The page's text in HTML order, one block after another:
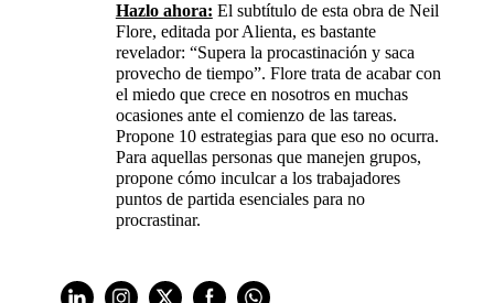
Hazlo ahora: El subtítulo de esta obra de Neil
Flore, editada por Alienta, es bastante
revelador: “Supera la procastinación y saca
provecho de tiempo”. Flore trata de acabar con
el miedo que crece en nosotros en muchas
ocasiones ante el comienzo de las tareas.
Propone 10 estrategias para que eso no ocurra.
Para aquellas personas que manejen grupos,
propone cómo inculcar a los trabajadores
puntos de partida esenciales para no
procrastinar.